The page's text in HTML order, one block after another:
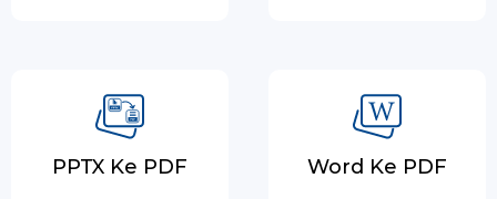
PPTX Ke PDF Word Ke PDF